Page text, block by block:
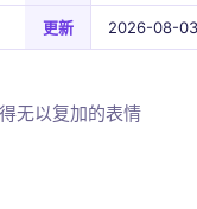
更新 2026-08-
无以复加的表情